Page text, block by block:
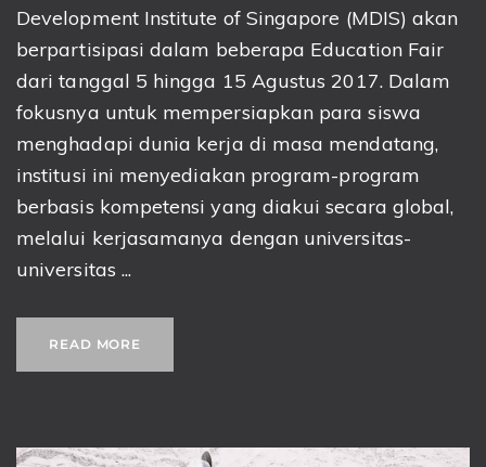
Development Institute of Singapore (MDIS) akan
berpartisipasi dalam beberapa Education Fair
dari tanggal 5 hingga 15 Agustus 2017. Dalam
fokusnya untuk mempersiapkan para siswa
menghadapi dunia kerja di masa mendatang,
institusi ini menyediakan program-program
berbasis kompetensi yang diakui secara global,
melalui kerjasamanya dengan universitas-
universitas ...
READ MORE